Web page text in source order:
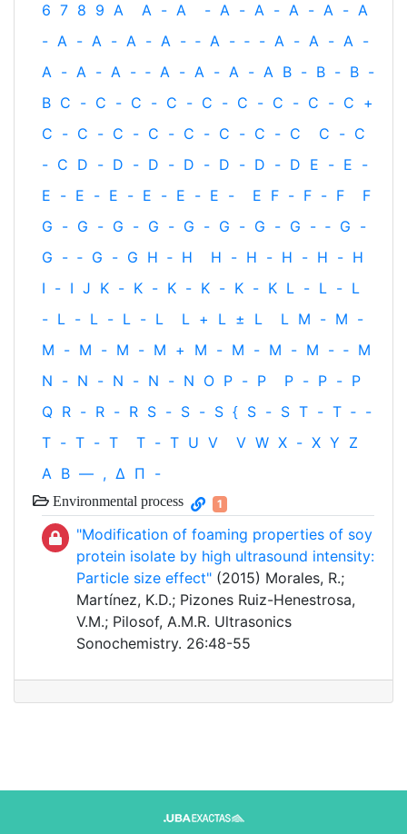
6 7 8 9 A A - A - A - A - A - A - A
- A - A - A - A - ‐ A - ‐ - A - A - A -
A - A - A - ‐ A - A - A - A B - B - B -
B C - C - C - C - C - C - C - C - C +
C - C - C - C - C - C - C - C C - C
- C D - D - D - D - D - D - D E - E -
E - E - E - E - E - E - E F - F - F
F
G - G - G - G - G - G - G - G - ‐ G -
G - ‐ G - G H ‐ H H - H - H - H - H
I - I J K - K - K - K - K - K L - L - L
- L - L - L - L L + L ± L L M - M -
M - M - M - M + M - M - M - M - ‐ M
N - N - N - N - N O P - P P - P - P
Q R - R - R S - S - S { S - S T - T ‐ -
T - T - T T - T U V V W X - X Y Z
Α Β — , Δ Π -
Environmental process 1
"Modification of foaming properties of soy
protein isolate by high ultrasound intensity:
Particle size effect" (2015) Morales, R.;
Martínez, K.D.; Pizones Ruiz-Henestrosa,
V.M.; Pilosof, A.M.R. Ultrasonics
Sonochemistry. 26:48-55